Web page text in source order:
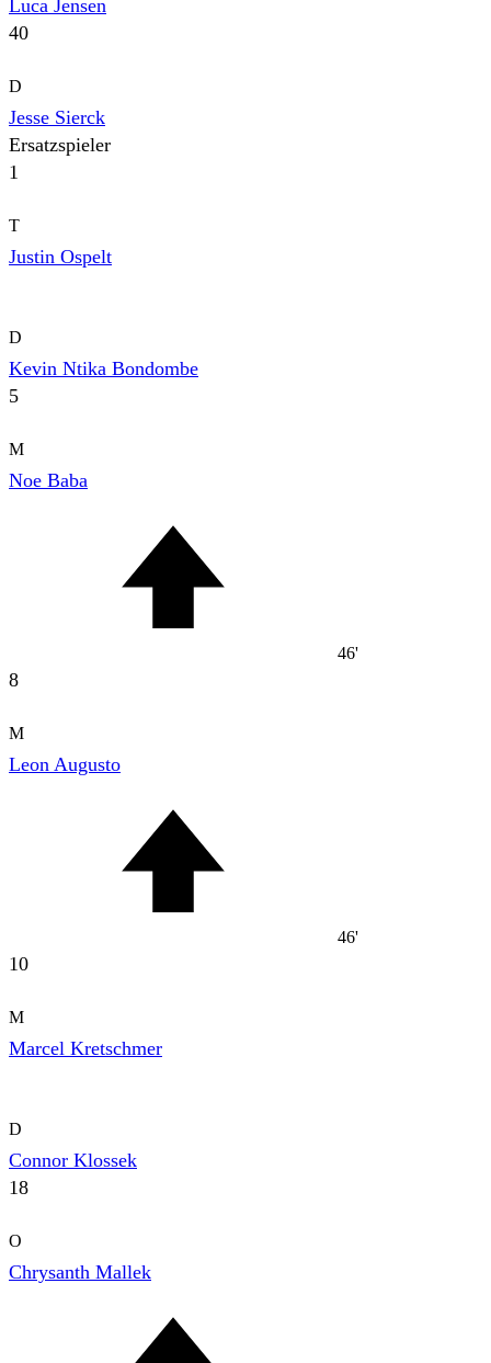
Luca Jensen
40
D
Jesse Sierck
Ersatzspieler
1
T
Justin Ospelt
D
Kevin Ntika Bondombe
5
M
Noe Baba
46'
8
M
Leon Augusto
46'
10
M
Marcel Kretschmer
D
Connor Klossek
18
O
Chrysanth Mallek